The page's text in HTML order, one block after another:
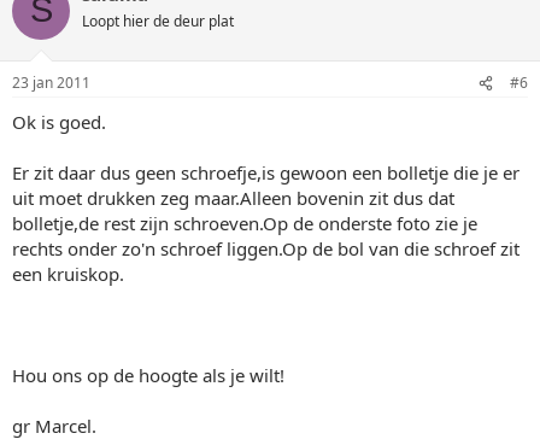
S Loopt hier de deur plat
23 jan 2011 #6
Ok is goed.
Er zit daar dus geen schroefje,is gewoon een bolletje die je er
uit moet drukken zeg maar.Alleen bovenin zit dus dat
bolletje,de rest zijn schroeven.Op de onderste foto zie je
rechts onder zo'n schroef liggen.Op de bol van die schroef zit
een kruiskop.
Hou ons op de hoogte als je wilt!
gr Marcel.